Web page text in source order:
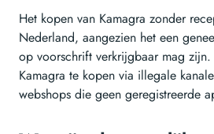
Het kopen van Kamagra zonder
Nederland, aangezien het een
op voorschrift verkrijgbaar mag
Kamagra te kopen via illegale
webshops die geen geregistreerde